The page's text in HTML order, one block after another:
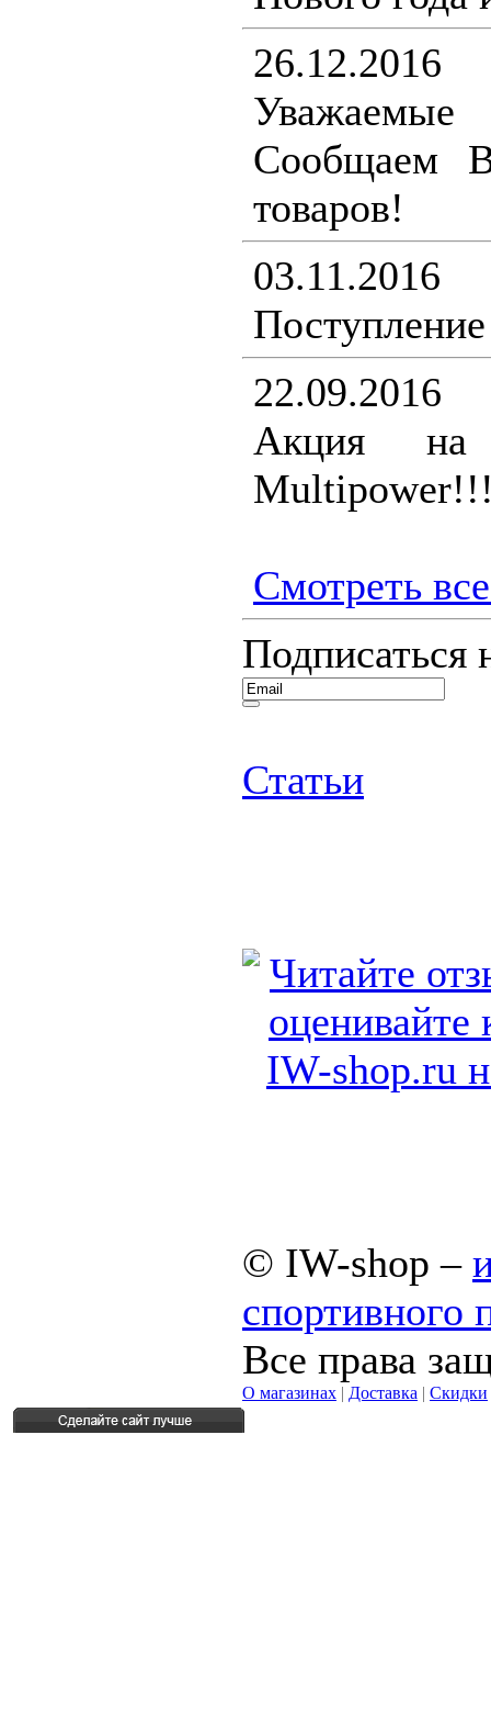
26.12.2016
Сообщаем
товаров!
03.11.2016
22.09.2016
Акция на
Смотреть
Подписаться
Статьи
© IW-shop –
спортивного
Все права
О магазинах | Доставка | Скидки